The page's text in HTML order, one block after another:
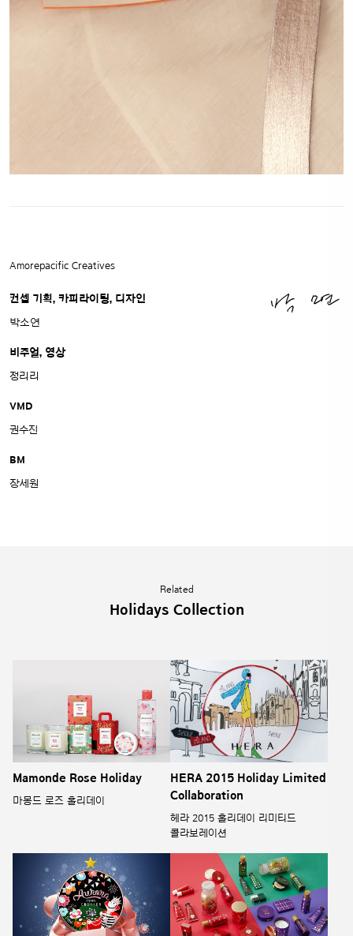
Amorepacific Creatives
컨셉 기획, 카피라이팅, 디자인
박소연
비주얼, 영상
정리리
VMD
권수진
BM
장세원
Related
Holidays Collection
Mamonde Rose Holiday
마몽드 로즈 홀리데이
HERA 2015 Holiday Limited
Collaboration
헤라 2015 홀리데이 리미티드
콜라보레이션